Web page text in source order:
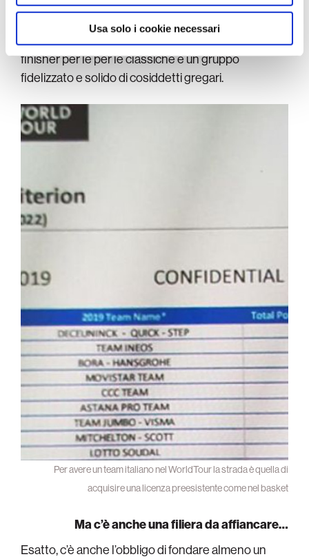
Usa solo i cookie necessari
il range attorno al quale ci si muove. Quelli corridori
dedicati alle corse a tappe, i velocisti piuttosto che i
finisher per le per le classiche e un gruppo
fidelizzato e solido di cosiddetti gregari.
Per avere un team italiano nel WorldTour la strada è quella di
acquisire una licenza preesistente come nel basket
Ma c’è anche una filiera da affiancare…
Esatto, c’è anche l’obbligo di fondare almeno un